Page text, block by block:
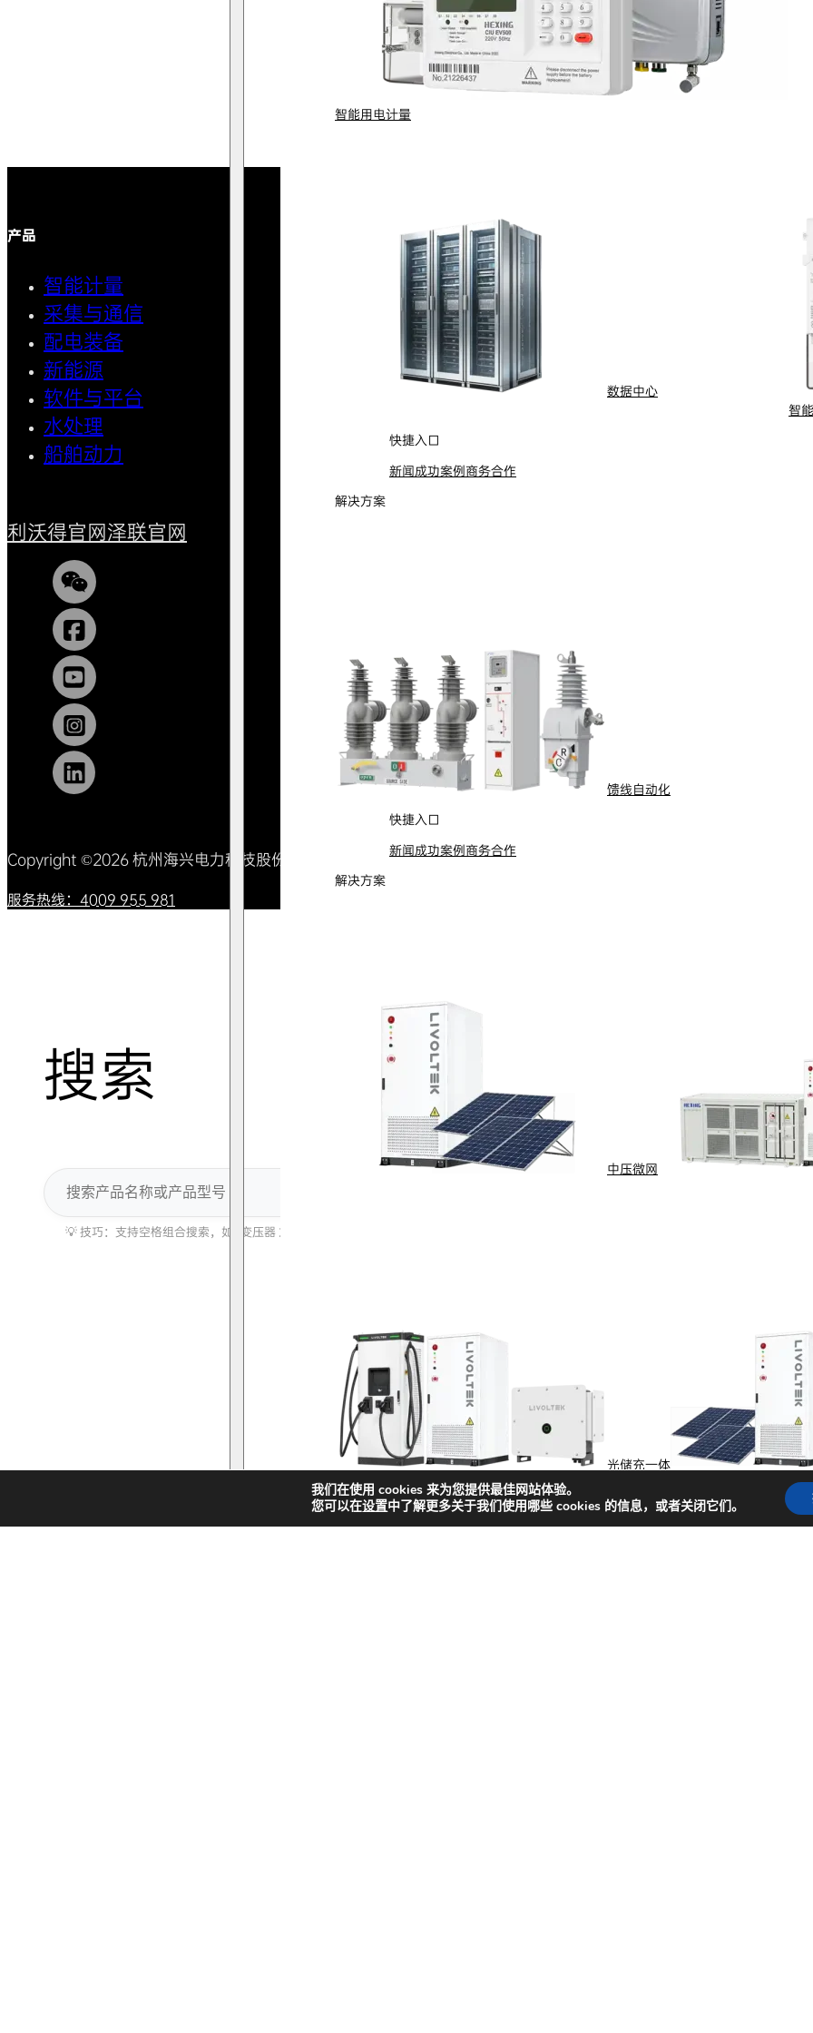
智能用电计量
数据中心
智
快捷入口
新闻成功案例商务合作
解决方案
馈线自动化
快捷入口
新闻成功案例商务合作
解决方案
中压微网
光储充一体
化储能
快捷入口
产品
智能计量
采集与通信
配电装备
新能源
软件与平台
水处理
船舶动力
智能用电计量
馈线自动化
中压微网
AMI智能抄表
船舶电动化
利沃得官网泽联官网
Copyright ©2026 杭州海兴电力科技股份有限公司 All Rights Reserved浙ICP备09002778号-1
服务热线：4009 955 981
我们在使用 cookies 来为您提供最佳网站体验。
您可以在设置中了解更多关于我们使用哪些 cookies 的信息，或者关闭它们。
搜索